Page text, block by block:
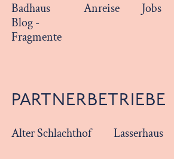
Badhaus
Blog -
Fragmente
Anreise Jobs
PARTNERBETRIEBE
Alter Schlachthof Lasserhaus